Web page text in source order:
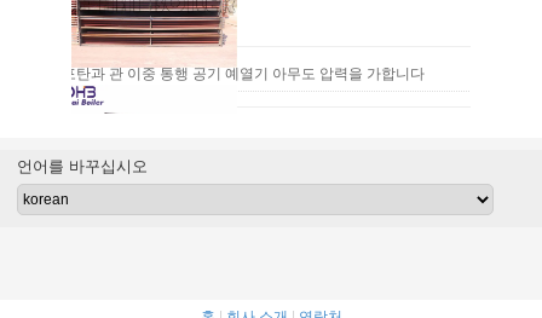
여 APH 포탄과 관 이중 통행 공기 예열기 아무도 압력을 가합니다
를 위해 집광하는 석유 화학 산업 증기 공기 예열기 가스
언어를 바꾸십시오